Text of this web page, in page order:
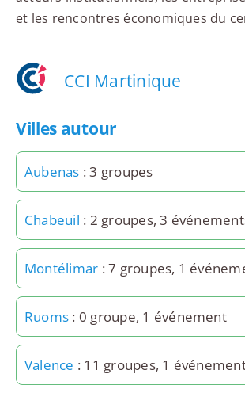
et les rencontres économiques du
CCI Martinique
Villes autour
Aubenas : 3 groupes
Chabeuil : 2 groupes, 3
Montélimar : 7 groupes, 1
Ruoms : 0 groupe, 1 événement
Valence : 11 groupes, 1